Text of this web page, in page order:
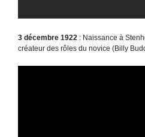
3 décembre 1922 : Naissance à
créateur des rôles du novice (Billy